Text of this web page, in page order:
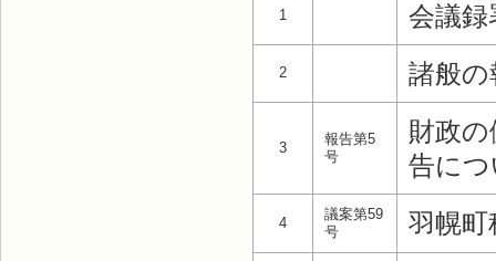
1 会議録
2 諸般の
3
報告第5
号
財政
告に
4
議案第59
号
羽幌町